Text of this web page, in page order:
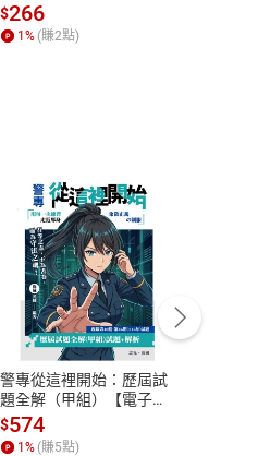
10:00-12:00、
及例假日休息)
全球經濟和每個人的投資
【電子書】
$266
1% (賺2點)
警專從這裡開始：歷屆試
題全解（甲組）【電子
書】
$574
1% (賺5點)